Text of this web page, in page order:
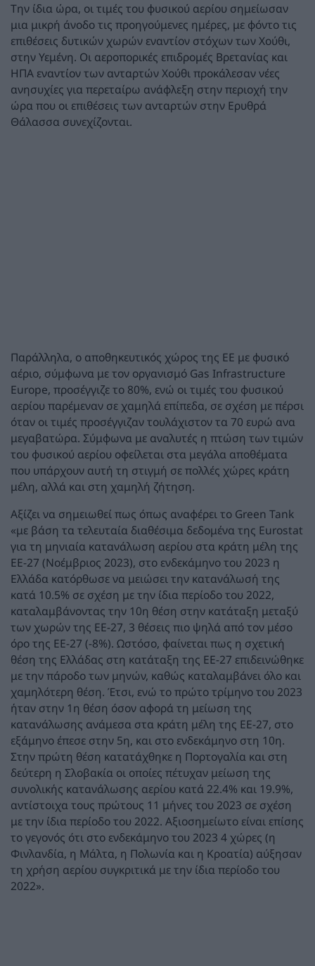
Την ίδια ώρα, οι τιμές του φυσικού αερίου σημείωσαν
μια μικρή άνοδο τις προηγούμενες ημέρες, με φόντο τις
επιθέσεις δυτικών χωρών εναντίον στόχων των Χούθι,
στην Υεμένη. Οι αεροπορικές επιδρομές Βρετανίας και
ΗΠΑ εναντίον των ανταρτών Χούθι προκάλεσαν νέες
ανησυχίες για περεταίρω ανάφλεξη στην περιοχή την
ώρα που οι επιθέσεις των ανταρτών στην Ερυθρά
Θάλασσα συνεχίζονται.
Παράλληλα, ο αποθηκευτικός χώρος της ΕΕ με φυσικό
αέριο, σύμφωνα με τον οργανισμό Gas Infrastructure
Europe, προσέγγιζε το 80%, ενώ οι τιμές του φυσικού
αερίου παρέμεναν σε χαμηλά επίπεδα, σε σχέση με πέρσι
όταν οι τιμές προσέγγιζαν τουλάχιστον τα 70 ευρώ ανα
μεγαβατώρα. Σύμφωνα με αναλυτές η πτώση των τιμών
του φυσικού αερίου οφείλεται στα μεγάλα αποθέματα
που υπάρχουν αυτή τη στιγμή σε πολλές χώρες κράτη
μέλη, αλλά και στη χαμηλή ζήτηση.
Αξίζει να σημειωθεί πως όπως αναφέρει το Green Tank
«με βάση τα τελευταία διαθέσιμα δεδομένα της Eurostat
για τη μηνιαία κατανάλωση αερίου στα κράτη μέλη της
ΕΕ-27 (Νοέμβριος 2023), στο ενδεκάμηνο του 2023 η
Ελλάδα κατόρθωσε να μειώσει την κατανάλωσή της
κατά 10.5% σε σχέση με την ίδια περίοδο του 2022,
καταλαμβάνοντας την 10η θέση στην κατάταξη μεταξύ
των χωρών της ΕΕ-27, 3 θέσεις πιο ψηλά από τον μέσο
όρο της ΕΕ-27 (-8%). Ωστόσο, φαίνεται πως η σχετική
θέση της Ελλάδας στη κατάταξη της ΕΕ-27 επιδεινώθηκε
με την πάροδο των μηνών, καθώς καταλαμβάνει όλο και
χαμηλότερη θέση. Έτσι, ενώ το πρώτο τρίμηνο του 2023
ήταν στην 1η θέση όσον αφορά τη μείωση της
κατανάλωσης ανάμεσα στα κράτη μέλη της ΕΕ-27, στο
εξάμηνο έπεσε στην 5η, και στο ενδεκάμηνο στη 10η.
Στην πρώτη θέση κατατάχθηκε η Πορτογαλία και στη
δεύτερη η Σλοβακία οι οποίες πέτυχαν μείωση της
συνολικής κατανάλωσης αερίου κατά 22.4% και 19.9%,
αντίστοιχα τους πρώτους 11 μήνες του 2023 σε σχέση
με την ίδια περίοδο του 2022. Αξιοσημείωτο είναι επίσης
το γεγονός ότι στο ενδεκάμηνο του 2023 4 χώρες (η
Φινλανδία, η Μάλτα, η Πολωνία και η Κροατία) αύξησαν
τη χρήση αερίου συγκριτικά με την ίδια περίοδο του
2022».